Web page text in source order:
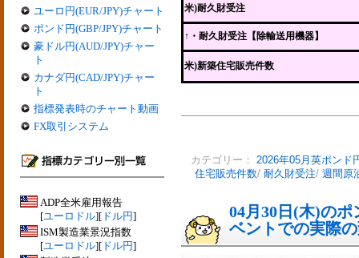
ユーロ円(EUR/JPY)チャート
ポンド円(GBP/JPY)チャート
豪ドル円(AUD/JPY)チャー
ト
カナダ円(CAD/JPY)チャー
ト
指標発表時のチャート動画
FX取引システム
ADP全米雇用報告
[ユーロドル][ ドル円]
ISM製造業景況指数
[ユーロドル][ ドル円]
米)耐久財受注
↑ ・耐久財受注【除輸送用機器】
米)新築住宅販売件数
カテゴリー： 2026年05月英ポンド
住宅販売件数/ 耐久財受注/ 週間原
04月30日(木)の
ベントでの実際